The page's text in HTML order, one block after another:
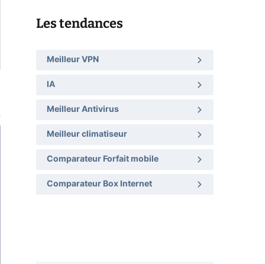
Les tendances
Meilleur VPN
IA
Meilleur Antivirus
Meilleur climatiseur
Comparateur Forfait mobile
Comparateur Box Internet